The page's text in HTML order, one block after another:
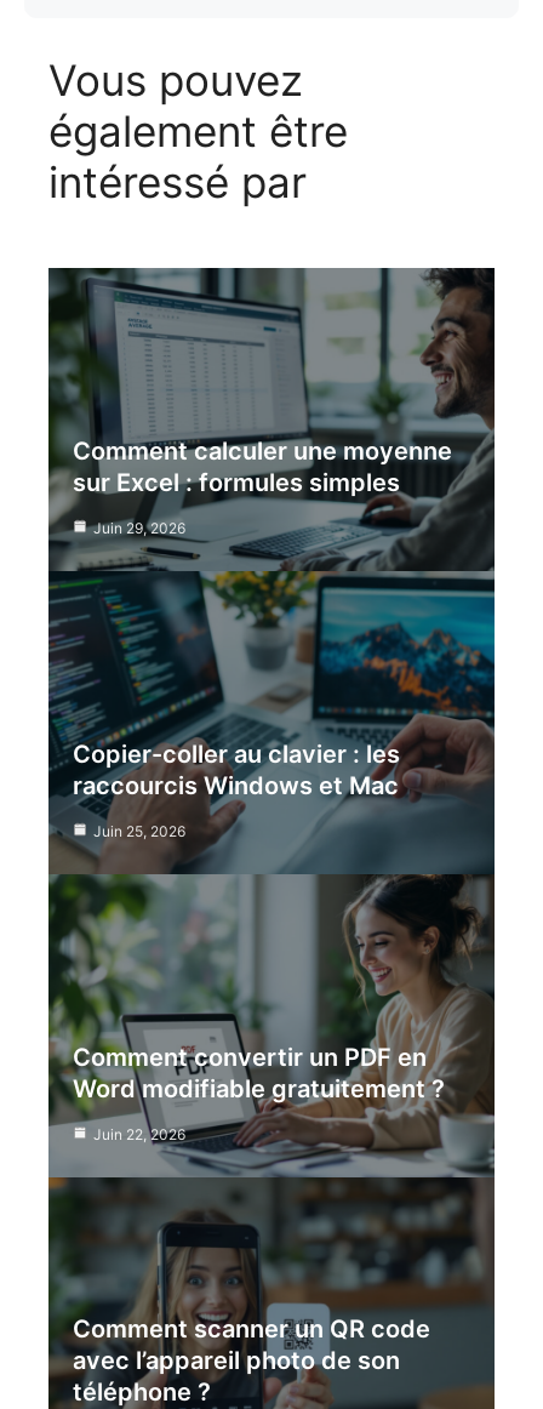
Vous pouvez
également être
intéressé par
Comment calculer une moyenne
sur Excel : formules simples
Juin 29, 2026
Copier-coller au clavier : les
raccourcis Windows et Mac
Juin 25, 2026
Comment convertir un PDF en
Word modifiable gratuitement ?
Juin 22, 2026
Comment scanner un QR code
avec l’appareil photo de son
téléphone ?